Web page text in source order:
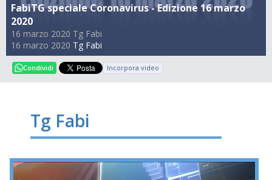
FabiTG speciale Coronavirus - Edizione 16 marzo
2020
16 marzo 2020 Tg Fabi
16 marzo 2020 Tg Fabi
Condividi Incorpora video
Tg Fabi